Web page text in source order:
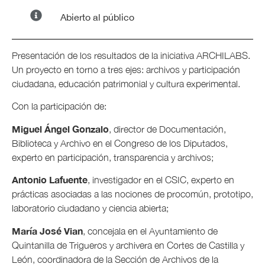
Abierto al público
Presentación de los resultados de la iniciativa ARCHILABS.
Un proyecto en torno a tres ejes: archivos y participación
ciudadana, educación patrimonial y cultura experimental.
Con la participación de:
Miguel Ángel Gonzalo, director de Documentación,
Biblioteca y Archivo en el Congreso de los Diputados,
experto en participación, transparencia y archivos;
Antonio Lafuente, investigador en el CSIC, experto en
prácticas asociadas a las nociones de procomún, prototipo,
laboratorio ciudadano y ciencia abierta;
María José Vian , concejala en el Ayuntamiento de
Quintanilla de Trigueros y archivera en Cortes de Castilla y
León, coordinadora de la Sección de Archivos de la